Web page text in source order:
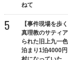
ねて
【事件現場を歩
真理教のサティ
られた旧上九一
泊まり1泊4000